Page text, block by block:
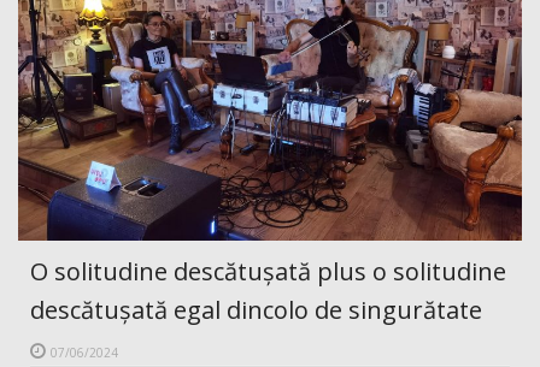
O solitudine descătușată plus o solitudine
descătușată egal dincolo de singurătate
07/06/2024